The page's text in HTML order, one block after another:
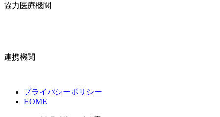
協力医療機関
連携機関
プライバシーポリシー
HOME